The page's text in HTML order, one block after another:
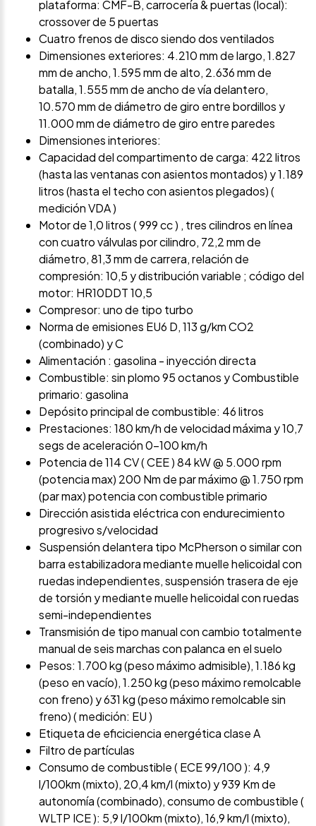
plataforma: CMF-B, carrocería & puertas (local):
crossover de 5 puertas
Cuatro frenos de disco siendo dos ventilados
Dimensiones exteriores: 4.210 mm de largo, 1.827
mm de ancho, 1.595 mm de alto, 2.636 mm de
batalla, 1.555 mm de ancho de vía delantero,
10.570 mm de diámetro de giro entre bordillos y
11.000 mm de diámetro de giro entre paredes
Dimensiones interiores:
Capacidad del compartimento de carga: 422 litros
(hasta las ventanas con asientos montados) y 1.189
litros (hasta el techo con asientos plegados) (
medición VDA )
Motor de 1,0 litros ( 999 cc ) , tres cilindros en línea
con cuatro válvulas por cilindro, 72,2 mm de
diámetro, 81,3 mm de carrera, relación de
compresión: 10,5 y distribución variable ; código del
motor: HR10DDT 10,5
Compresor: uno de tipo turbo
Norma de emisiones EU6 D, 113 g/km CO2
(combinado) y C
Alimentación : gasolina - inyección directa
Combustible: sin plomo 95 octanos y Combustible
primario: gasolina
Depósito principal de combustible: 46 litros
Prestaciones: 180 km/h de velocidad máxima y 10,7
segs de aceleración 0-100 km/h
Potencia de 114 CV ( CEE ) 84 kW @ 5.000 rpm
(potencia max) 200 Nm de par máximo @ 1.750 rpm
(par max) potencia con combustible primario
Dirección asistida eléctrica con endurecimiento
progresivo s/velocidad
Suspensión delantera tipo McPherson o similar con
barra estabilizadora mediante muelle helicoidal con
ruedas independientes, suspensión trasera de eje
de torsión y mediante muelle helicoidal con ruedas
semi-independientes
Transmisión de tipo manual con cambio totalmente
manual de seis marchas con palanca en el suelo
Pesos: 1.700 kg (peso máximo admisible), 1.186 kg
(peso en vacío), 1.250 kg (peso máximo remolcable
con freno) y 631 kg (peso máximo remolcable sin
freno) ( medición: EU )
Etiqueta de eficiciencia energética clase A
Filtro de partículas
Consumo de combustible ( ECE 99/100 ): 4,9
l/100km (mixto), 20,4 km/l (mixto) y 939 Km de
autonomía (combinado), consumo de combustible (
WLTP ICE ): 5,9 l/100km (mixto), 16,9 km/l (mixto),